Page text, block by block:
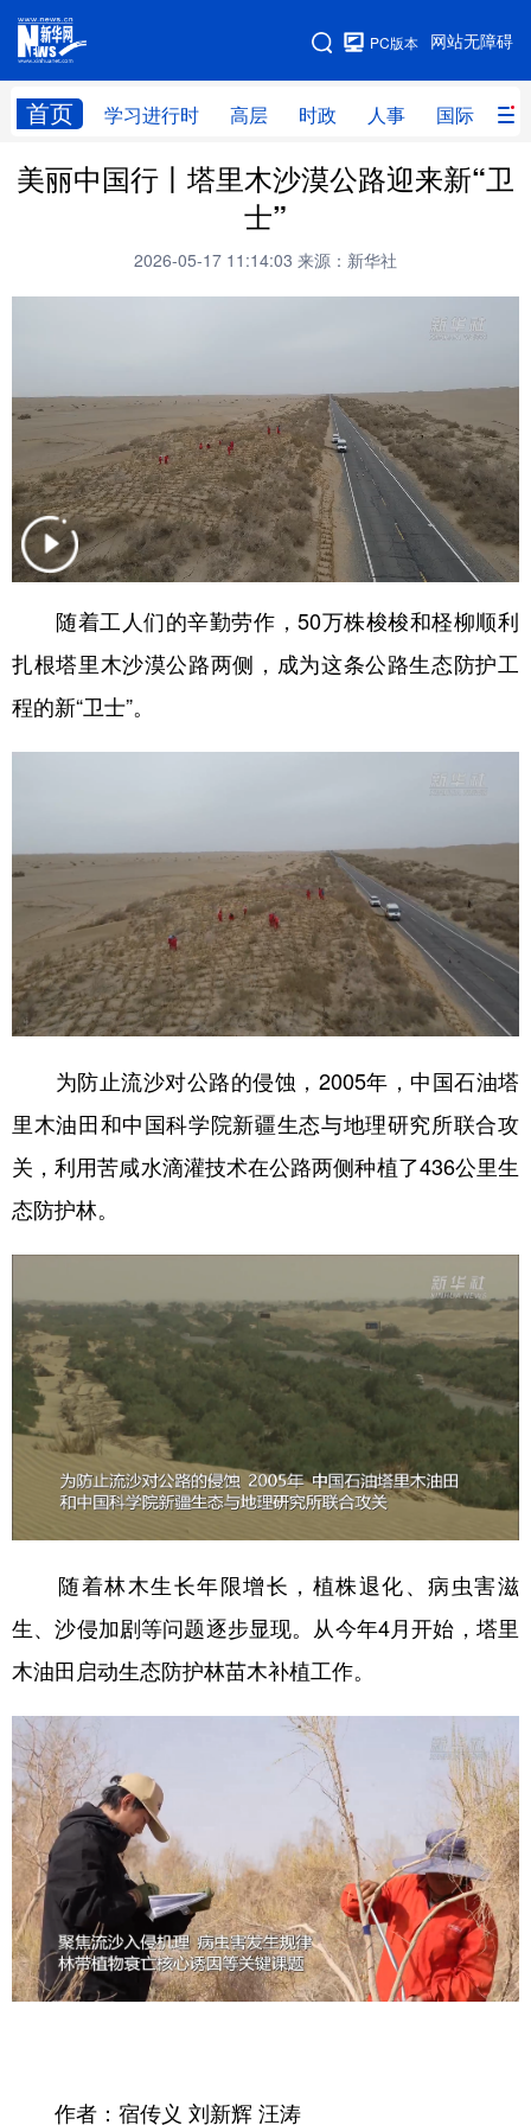
网站无障碍
PC版本
首页 学习进行时 高层 时政 人事 国际 财
网站地图
学习进行时 高层 时政 人事
体育
视频 图片 政务
法律 中央文件 金融 汽车
食品 人居 信息化 数字经济
学术中国 乡村振兴 银龄 溯源中国
城市 旅游 能源 会展
彩票 娱乐 时尚 悦读
地方频道
北京 天津 河北 山西
辽宁 吉林 上海 江苏
浙江 安徽 福建 江西
广东 广西 海南 重庆
四川 贵州 云南 西藏
陕西
多语种频道
English Español Français عربى
Русский язык 한국어
Deutsch Português
美丽中国行丨塔里木沙漠公路迎来新“卫
士”
2026-05-17 11:14:03 来源：新华社
随着工人们的辛勤劳作，50万株梭梭和柽柳顺利
扎根塔里木沙漠公路两侧，成为这条公路生态防护工
程的新“卫士”。
为防止流沙对公路的侵蚀，2005年，中国石油塔
里木油田和中国科学院新疆生态与地理研究所联合攻
关，利用苦咸水滴灌技术在公路两侧种植了436公里生
态防护林。
随着林木生长年限增长，植株退化、病虫害滋
生、沙侵加剧等问题逐步显现。从今年4月开始，塔里
木油田启动生态防护林苗木补植工作。
作者：宿传义 刘新辉 汪涛